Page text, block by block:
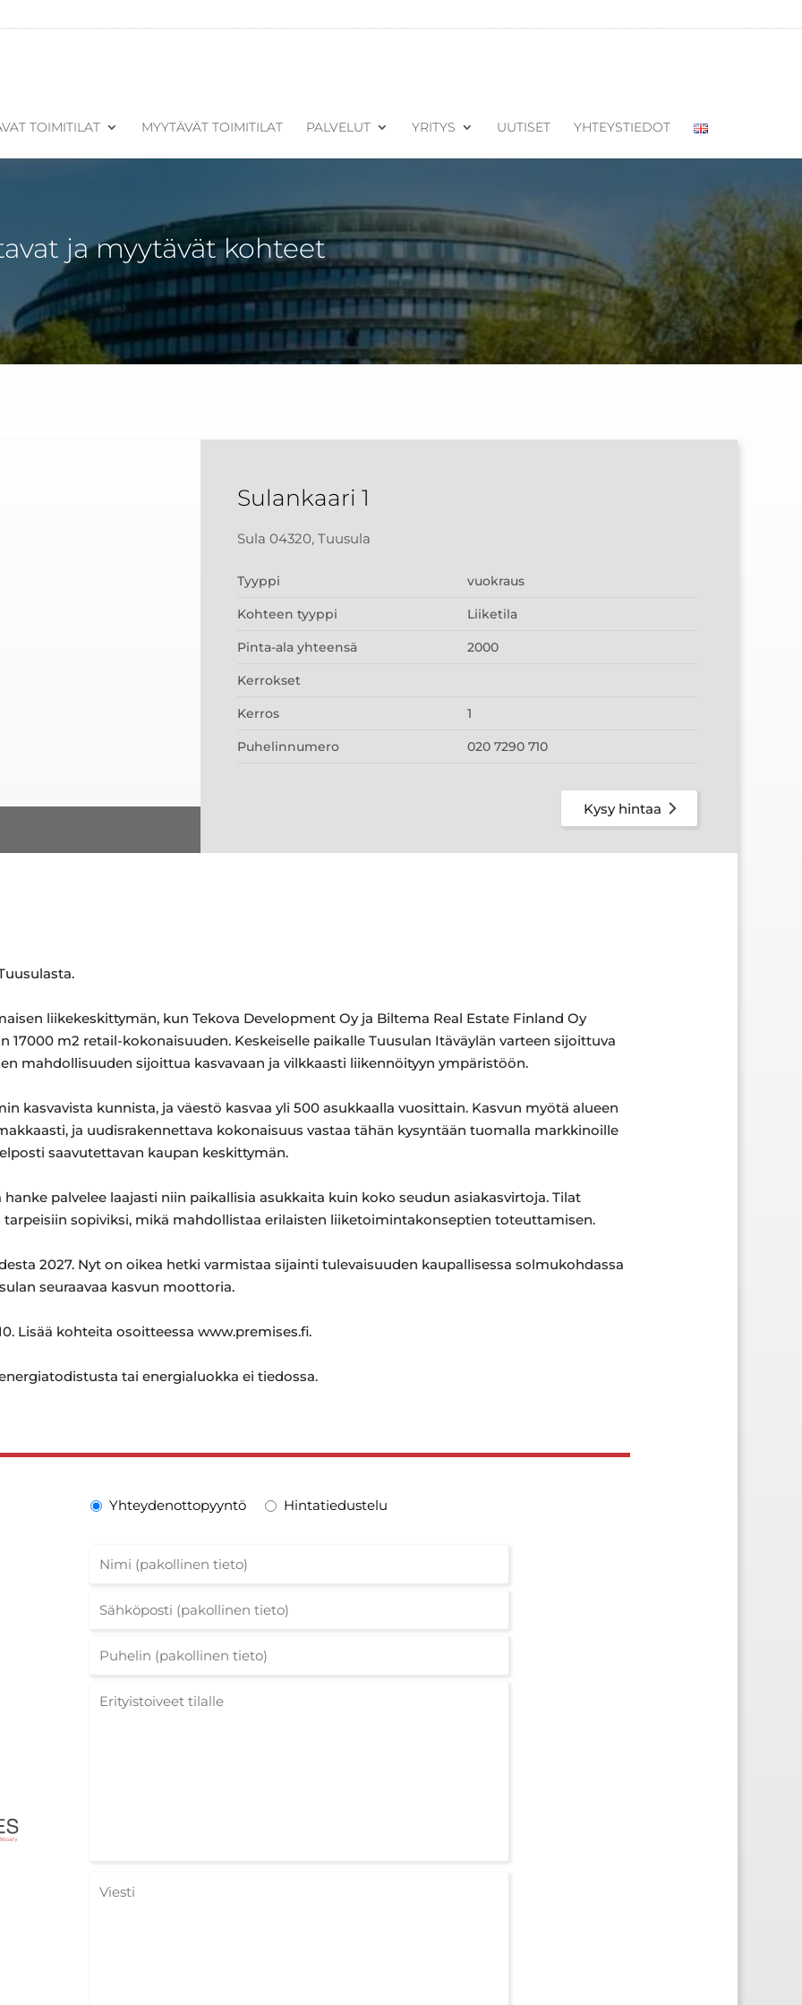
TOIMITILAT MYYTÄVÄT TOIMITILAT PALVELUT YRITYS UUTISET YHTEYSTIEDOT
ja myytävät kohteet
Sulankaari 1
Sula 04320, Tuusula
Tyyppi vuokraus
Kohteen tyyppi Liiketila
Pinta-ala yhteensä 2000
Kerrokset
Kerros 1
Puhelinnumero 020 7290 710
Kysy hintaa
liikekeskittymän, kun Tekova Development Oy ja Biltema Real Estate Finland Oy
17000 m2 retail-kokonaisuuden. Keskeiselle paikalle Tuusulan Itäväylän varteen sijoittuva
mahdollisuuden sijoittua kasvavaan ja vilkkaasti liikennöityyn ympäristöön.
kasvavista kunnista, ja väestö kasvaa yli 500 asukkaalla vuosittain. Kasvun myötä alueen
ja uudisrakennettava kokonaisuus vastaa tähän kysyntään tuomalla markkinoille
saavutettavan kaupan keskittymän.
palvelee laajasti niin paikallisia asukkaita kuin koko seudun asiakasvirtoja. Tilat
sopiviksi, mikä mahdollistaa erilaisten liiketoimintakonseptien toteuttamisen.
2027. Nyt on oikea hetki varmistaa sijainti tulevaisuuden kaupallisessa solmukohdassa
seuraavaa kasvun moottoria.
Lisää kohteita osoitteessa www.premises.fi.
tai energialuokka ei tiedossa.
Yhteydenottopyyntö Hintatiedustelu